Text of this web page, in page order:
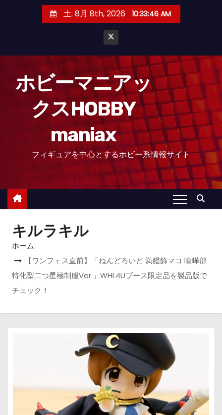
土. 8月 8th, 2026 10:33:48 AM
ホビーマニアッ
クスHOBBY
maniax
フィギュアを中心とするホビー系情報サイト
キルラキル
ホーム
【ワンフェス直前】「ねんどろいど 満艦飾マコ 喧嘩部
特化型二つ星極制服Ver.」WHL4Uブース限定品を製品版で
チェック！